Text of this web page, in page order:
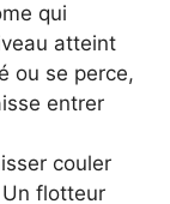
qui
atteint
ou se perce,
entrer
couler
flotteur